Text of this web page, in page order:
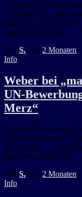
Sie plädiert für harte
Völkerrecht. …
halten sich nicht an
https://ift.tt/gkLyui6
Von S., vor 2 Monaten
Info
Weber bei
UN-
Merz“
Kritik an Deutschlands
wies Weber zurück:
auf den Iran … from
https://ift.tt/Os9kDXP
Von S., vor 2 Monaten
Info